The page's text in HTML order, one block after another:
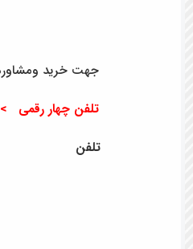
جهت خرید
تلفن چهار رقمی > 6123-021
تلفن